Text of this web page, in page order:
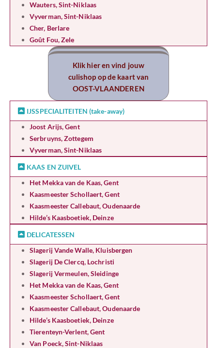
Wauters, Sint-Niklaas
Vyverman, Sint-Niklaas
Cher, Berlare
Goût Fou, Zele
Klik hier en vind jouw
culishop op de kaart van
OOST-VLAANDEREN
IJSSPECIALITEITEN (take-away)
Joost Arijs, Gent
Serbruyns, Zottegem
Vyverman, Sint-Niklaas
KAAS EN ZUIVEL
Het Mekka van de Kaas, Gent
Kaasmeester Schollaert, Gent
Kaasmeester Callebaut, Oudenaarde
Hilde’s Kaasboetiek, Deinze
DELICATESSEN
Slagerij Vande Walle, Kluisbergen
Slagerij De Clercq, Lochristi
Slagerij Vermeulen, Sleidinge
Het Mekka van de Kaas, Gent
Kaasmeester Schollaert, Gent
Kaasmeester Callebaut, Oudenaarde
Hilde’s Kaasboetiek, Deinze
Tierenteyn-Verlent, Gent
Van Poeck, Sint-Niklaas